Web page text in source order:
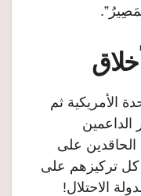
الأمريكية ثم
الداعمين
الحاقدين على
كل تركيزهم على
الاحتلال!